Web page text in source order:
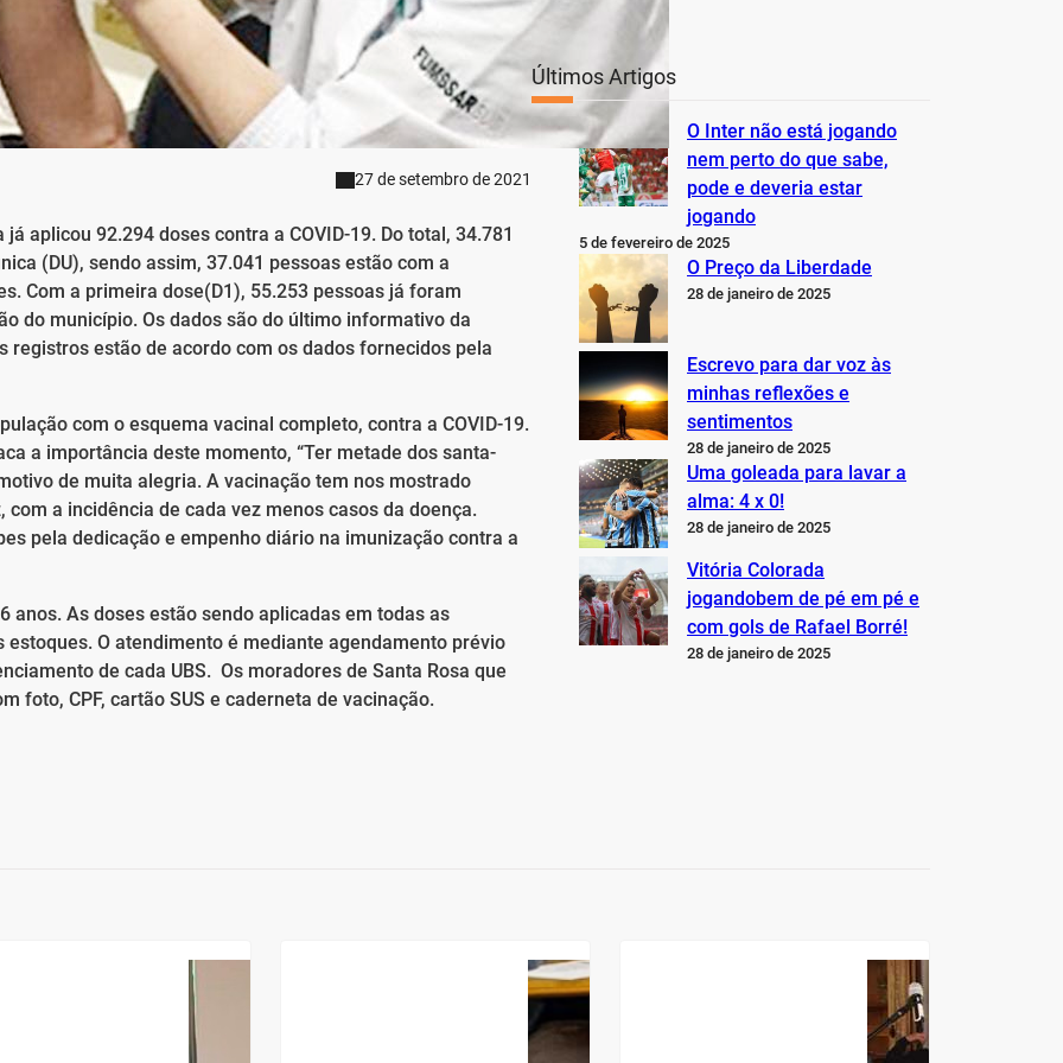
27 de setembro de 2021
aplicou 92.294 doses contra a COVID-19. Do total, 34.781
(DU), sendo assim, 37.041 pessoas estão com a
Com a primeira dose(D1), 55.253 pessoas já foram
do município. Os dados são do último informativo da
estão de acordo com os dados fornecidos pela
com o esquema vacinal completo, contra a COVID-19.
a importância deste momento, “Ter metade dos santa-
de muita alegria. A vacinação tem nos mostrado
a incidência de cada vez menos casos da doença.
pela dedicação e empenho diário na imunização contra a
anos. As doses estão sendo aplicadas em todas as
O atendimento é mediante agendamento prévio
de cada UBS. Os moradores de Santa Rosa que
foto, CPF, cartão SUS e caderneta de vacinação.
Últimos Artigos
O Inter não está jogando
nem perto do que sabe,
pode e deveria estar
jogando
5 de fevereiro de 2025
O Preço da Liberdade
28 de janeiro de 2025
Escrevo para dar voz às
minhas reflexões e
sentimentos
28 de janeiro de 2025
Uma goleada para lavar a
alma: 4 x 0!
28 de janeiro de 2025
Vitória Colorada
jogandobem de pé em pé e
com gols de Rafael Borré!
28 de janeiro de 2025